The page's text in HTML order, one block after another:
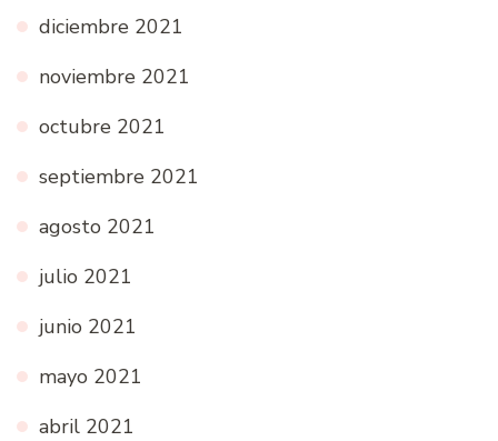
diciembre 2021
noviembre 2021
octubre 2021
septiembre 2021
agosto 2021
julio 2021
junio 2021
mayo 2021
abril 2021